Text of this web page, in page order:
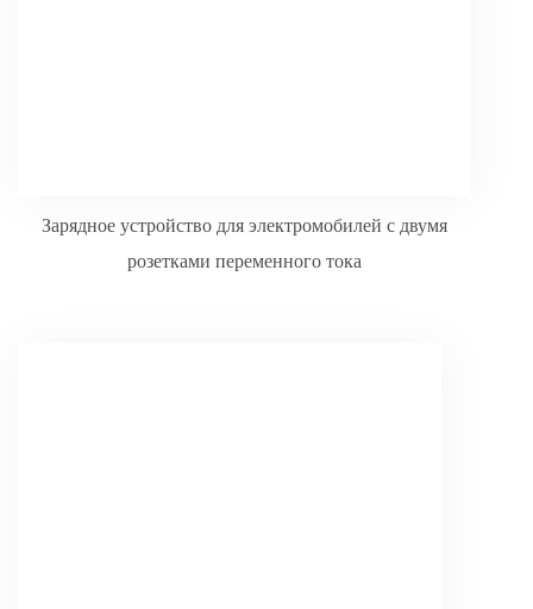
Зарядное устройство для электромобилей с двумя
розетками переменного тока